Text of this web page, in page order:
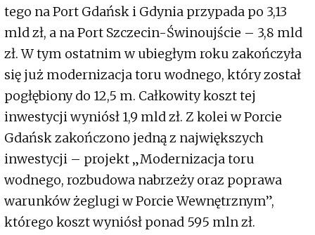
tego na Port Gdańsk i Gdynia przypada po 3,13
mld zł, a na Port Szczecin-Świnoujście – 3,8 mld
zł. W tym ostatnim w ubiegłym roku zakończyła
się już modernizacja toru wodnego, który został
pogłębiony do 12,5 m. Całkowity koszt tej
inwestycji wyniósł 1,9 mld zł. Z kolei w Porcie
Gdańsk zakończono jedną z największych
inwestycji – projekt „Modernizacja toru
wodnego, rozbudowa nabrzeży oraz poprawa
warunków żeglugi w Porcie Wewnętrznym”,
którego koszt wyniósł ponad 595 mln zł.